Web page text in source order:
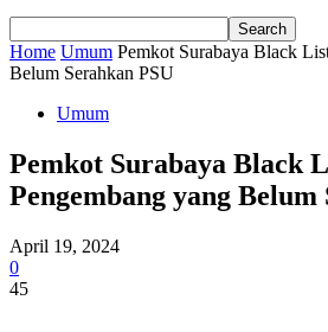
Home Umum Pemkot Surabaya Black
Belum Serahkan PSU
Umum
Pemkot Surabaya Black
Pengembang yang Belum
April 19, 2024
0
45